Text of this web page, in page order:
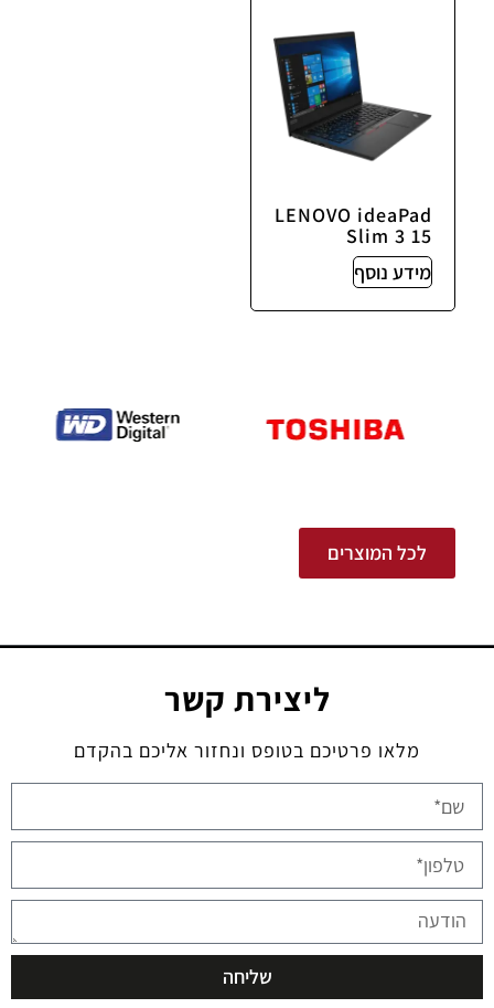
LENOVO ideaPad
Slim 3 15
מידע נוסף
לכל המוצרים
ליצירת קשר
מלאו פרטיכם בטופס ונחזור אליכם בהקדם
שליחה